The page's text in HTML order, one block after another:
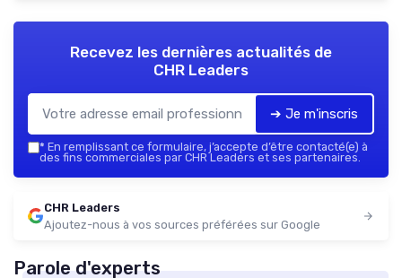
Recevez les dernières actualités de
CHR Leaders
➔ Je m'inscris
* En remplissant ce formulaire, j’accepte d’être contacté(e) à
des fins commerciales par CHR Leaders et ses partenaires.
CHR Leaders
Ajoutez-nous à vos sources préférées sur Google
Parole d'experts